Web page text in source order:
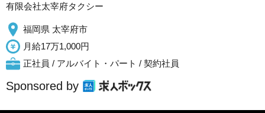
有限会社太宰府タクシー
福岡県 太宰府市
月給17万1,000円
正社員 / アルバイト・パート / 契約社員
Sponsored by